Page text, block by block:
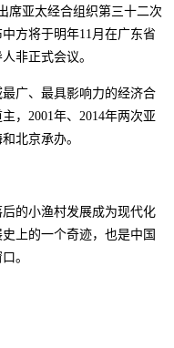
席亚太经合组织第三十二次
方将于明年11月在广东省
非正式会议。
广、最具影响力的经济合
，2001年、2014年两次亚
北京承办。
的小渔村发展成为现代化
上的一个奇迹，也是中国
。